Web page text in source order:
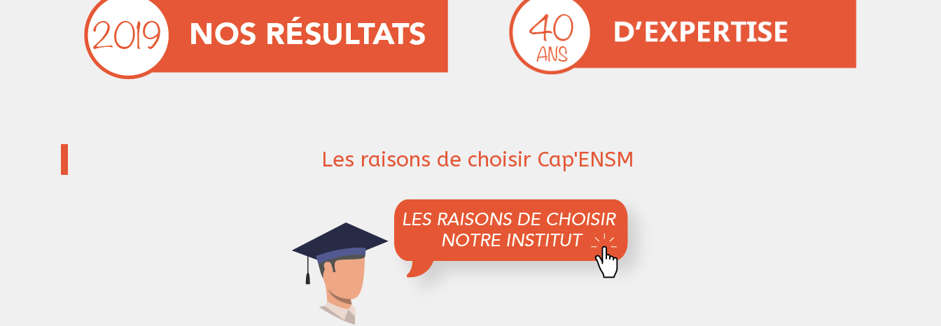
Les raisons de choisir Cap'ENSM